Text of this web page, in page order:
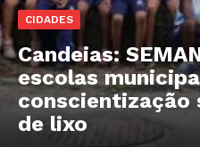
CIDADES
Candeias:
escolas
conscientização
de lixo